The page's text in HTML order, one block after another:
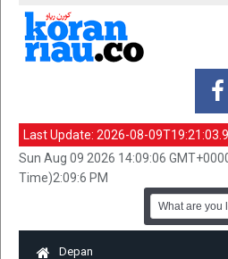
Last Update: 2026-08-
Sun Aug 09 2026 14:09:06
Time)2:09:6 PM
Depan